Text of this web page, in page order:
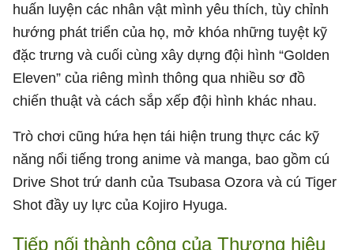
huấn luyện các nhân vật mình yêu thích, tùy chỉnh
hướng phát triển của họ, mở khóa những tuyệt kỹ
đặc trưng và cuối cùng xây dựng đội hình “Golden
Eleven” của riêng mình thông qua nhiều sơ đồ
chiến thuật và cách sắp xếp đội hình khác nhau.
Trò chơi cũng hứa hẹn tái hiện trung thực các kỹ
năng nổi tiếng trong anime và manga, bao gồm cú
Drive Shot trứ danh của Tsubasa Ozora và cú Tiger
Shot đầy uy lực của Kojiro Hyuga.
Tiếp nối thành công của Thương hiệu